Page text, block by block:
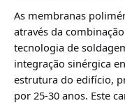
As membranas
através da
tecnologia de
integração sinérgica
estrutura do edifício,
por 25-30 anos. Este